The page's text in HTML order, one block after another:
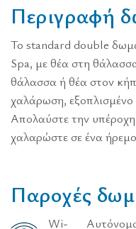
Περιγραφή δ
Το standard double
Spa, με θέα στη
θάλασσα ή θέα στον
χαλάρωση, εξοπλισμένο
Απολαύστε την
χαλαρώστε σε ένα
Παροχές δωμ
Wi-